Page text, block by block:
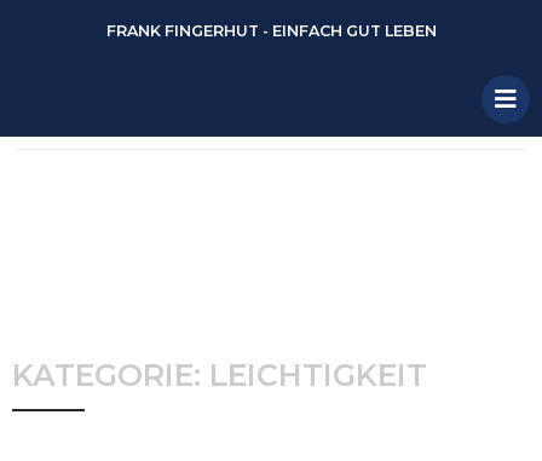
FRANK FINGERHUT - EINFACH GUT LEBEN
KATEGORIE: LEICHTIGKEIT